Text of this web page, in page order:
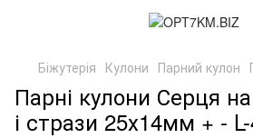
Біжутерія Кулони Парний кулон
Парні кулони Серця
і стрази 25х14мм + -